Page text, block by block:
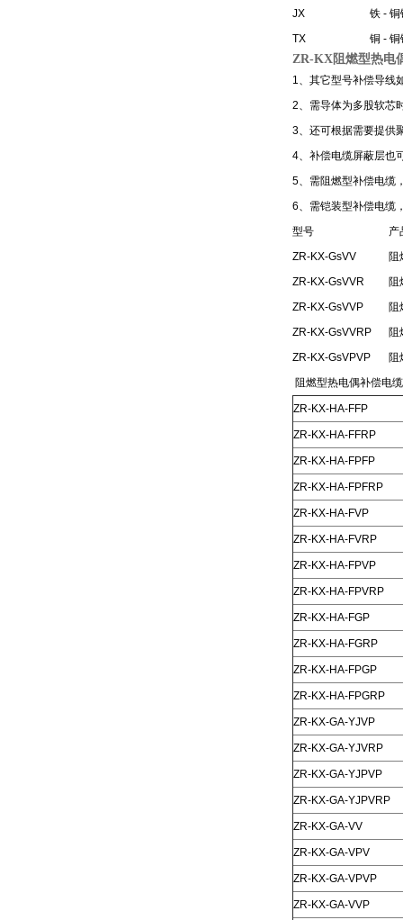
JX
铁 -
TX
铜 -
ZR-KX阻燃型热电
1、其它型号补偿导线
2、需导体为多股软芯
3、还可根据需要提供
4、补偿电缆屏蔽层也
5、需阻燃型补偿电缆
6、需铠装型补偿电缆
型号
产
ZR-KX-GsVV
阻
ZR-KX-GsVVR
阻
ZR-KX-GsVVP
阻
ZR-KX-GsVVRP
阻
ZR-KX-GsVPVP
阻
阻燃型热电偶补偿电
ZR-KX-HA-FFP
ZR-KX-HA-FFRP
ZR-KX-HA-FPFP
ZR-KX-HA-FPFRP
ZR-KX-HA-FVP
ZR-KX-HA-FVRP
ZR-KX-HA-FPVP
ZR-KX-HA-FPVRP
ZR-KX-HA-FGP
ZR-KX-HA-FGRP
ZR-KX-HA-FPGP
ZR-KX-HA-FPGRP
ZR-KX-GA-YJVP
ZR-KX-GA-YJVRP
ZR-KX-GA-YJPVP
ZR-KX-GA-YJPVRP
ZR-KX-GA-VV
ZR-KX-GA-VPV
ZR-KX-GA-VPVP
ZR-KX-GA-VVP